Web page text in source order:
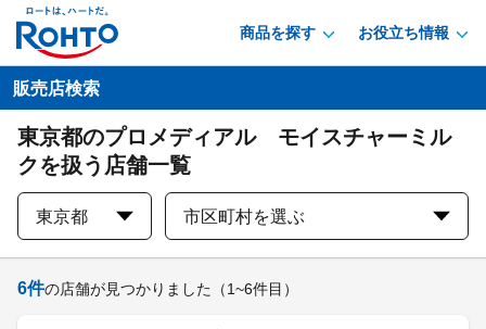
商品を探す お役立ち情報
販売店検索
東京都のプロメディアル モイスチャーミル
クを扱う店舗一覧
東京都 市区町村を選ぶ
6件の店舗が見つかりました （1~6件目）